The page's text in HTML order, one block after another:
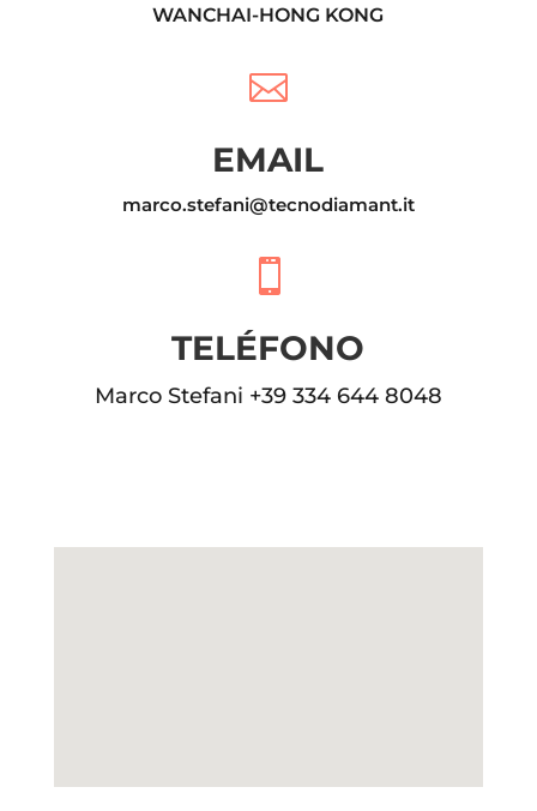
WANCHAI-HONG KONG

EMAIL
marco.stefani@tecnodiamant.it

TELÉFONO
Marco Stefani +39 334 644 8048